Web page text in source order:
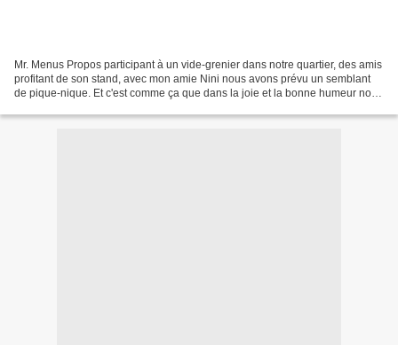
Mr. Menus Propos participant à un vide-grenier dans notre quartier, des amis
profitant de son stand, avec mon amie Nini nous avons prévu un semblant
de pique-nique. Et c'est comme ça que dans la joie et la bonne humeur nous